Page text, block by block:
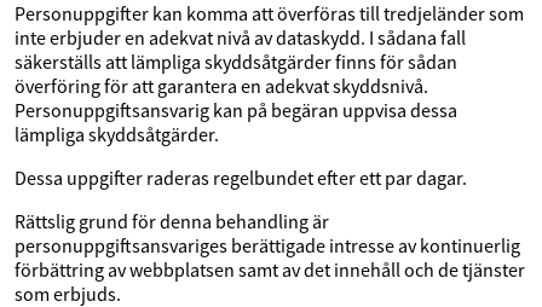
Personuppgifter kan komma att överföras till tredjeländer som
inte erbjuder en adekvat nivå av dataskydd. I sådana fall
säkerställs att lämpliga skyddsåtgärder finns för sådan
överföring för att garantera en adekvat skyddsnivå.
Personuppgiftsansvarig kan på begäran uppvisa dessa
lämpliga skyddsåtgärder.
Dessa uppgifter raderas regelbundet efter ett par dagar.
Rättslig grund för denna behandling är
personuppgiftsansvariges berättigade intresse av kontinuerlig
förbättring av webbplatsen samt av det innehåll och de tjänster
som erbjuds.